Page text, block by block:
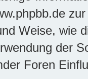
Weise, wie
der
Foren